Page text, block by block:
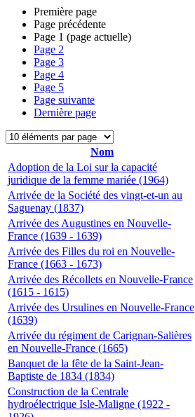
Première page
Page précédente
Page 1 (page actuelle)
Page 2
Page 3
Page 4
Page 5
Page suivante
Dernière page
Nom
Adoption de la Loi sur la capacité
juridique de la femme mariée (1964)
Arrivée de la Société des vingt-et-un au
Saguenay (1837)
Arrivée des Augustines en Nouvelle-
France (1639 - 1639)
Arrivée des Filles du roi en Nouvelle-
France (1663 - 1673)
Arrivée des Récollets en Nouvelle-France
(1615 - 1615)
Arrivée des Ursulines en Nouvelle-France
(1639)
Arrivée du régiment de Carignan-Salières
en Nouvelle-France (1665)
Banquet de la fête de la Saint-Jean-
Baptiste de 1834 (1834)
Construction de la Centrale
hydroélectrique Isle-Maligne (1922 -